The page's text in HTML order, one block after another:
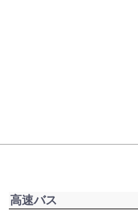
高速バス